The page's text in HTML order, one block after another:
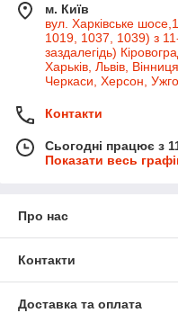
м. Київ
вул. Харківське
1019, 1037, 1039) з
заздалегідь)
Харьків, Львів,
Черкаси, Херсон,
Контакти
Сьогодні працює з
Показати весь
Про нас
Контакти
Доставка та оплата